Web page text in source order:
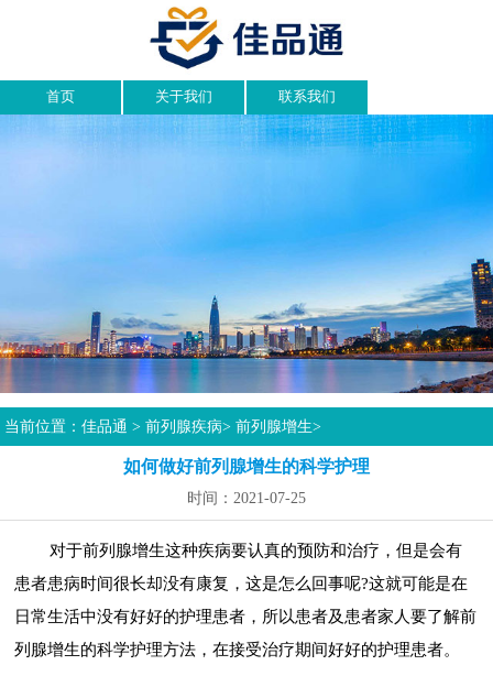
首页 关于我们 联系我们
当前位置：佳品通 >前列腺疾病>前列腺增生>
如何做好前列腺增生的科学护理
时间：2021-07-25
对于前列腺增生这种疾病要认真的预防和治疗，但是会有
患者患病时间很长却没有康复，这是怎么回事呢?这就可能是在
日常生活中没有好好的护理患者，所以患者及患者家人要了解前
列腺增生的科学护理方法，在接受治疗期间好好的护理患者。